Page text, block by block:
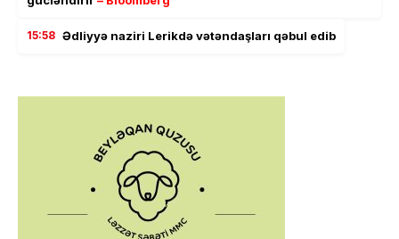
15:58 Ədliyyə naziri Lerikdə vətəndaşları qəbul edib